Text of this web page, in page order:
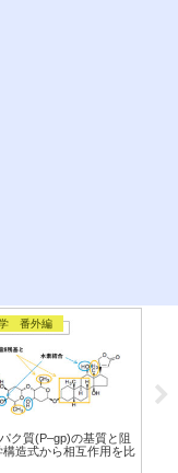
番外編
パク質(P–gp)の基質と阻
構造式から相互作用を比